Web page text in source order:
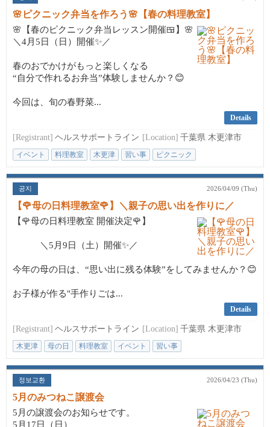
🌸ピクニック弁当を作ろう🌸【春の料理教室】
🌸【春のピクニック弁当レッスン開催🍱】🌸
＼4月5日（日）開催✨／
春のおでかけがもっと楽しくなる
“自分で作れるお弁当”体験しませんか？😊
今回は、旬の春野菜...
Details
[Registrant] ヘルスサポートライン [Location] 千葉県 木更津市
イベント 料理教室 木更津 習い事 ピクニック
공지 2026/04/09 (Thu)
【🌹母の日料理教室🌹】＼親子の思い出を作りに／
【🌹母の日料理教室 開催決定🌹】
＼5月9日（土）開催✨／
今年の母の日は、“思い出に残る体験”をしてみませんか？😊
お子様が作る"手作りごは...
Details
[Registrant] ヘルスサポートライン [Location] 千葉県 木更津市
木更津 母の日 料理教室 イベント 習い事
정보교환 2026/04/23 (Thu)
5月のみつねこ譲渡会
5月の譲渡会のお知らせです。
5月17日（日）